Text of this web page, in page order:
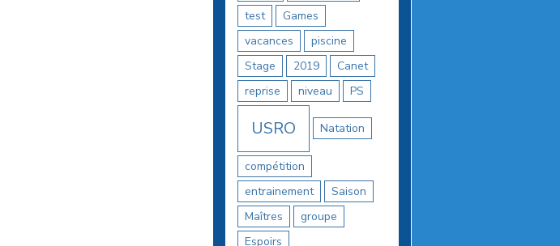
test
Games
vacances
piscine
Stage
2019
Canet
reprise
niveau PS
USRO Natation
compétition
entrainement
Saison
Maîtres
groupe
Espoirs